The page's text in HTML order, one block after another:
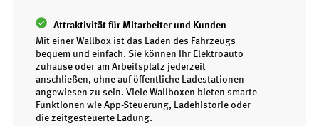
Attraktivität für Mitarbeiter und Kunden
Mit einer Wallbox ist das Laden des Fahrzeugs
bequem und einfach. Sie können Ihr Elektroauto
zuhause oder am Arbeitsplatz jederzeit
anschließen, ohne auf öffentliche Ladestationen
angewiesen zu sein. Viele Wallboxen bieten smarte
Funktionen wie App-Steuerung, Ladehistorie oder
die zeitgesteuerte Ladung.